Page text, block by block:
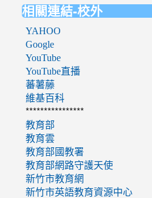
相關連結-校外
YAHOO
Google
YouTube
YouTube直播
蕃薯藤
維基百科
****************
教育部
教育雲
教育部國教署
教育部網路守護天使
新竹市教育網
新竹市英語教育資源中心